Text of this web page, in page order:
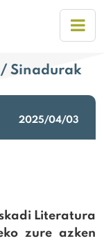
Sinadurak
2025/04/03
Literatura
zure azken